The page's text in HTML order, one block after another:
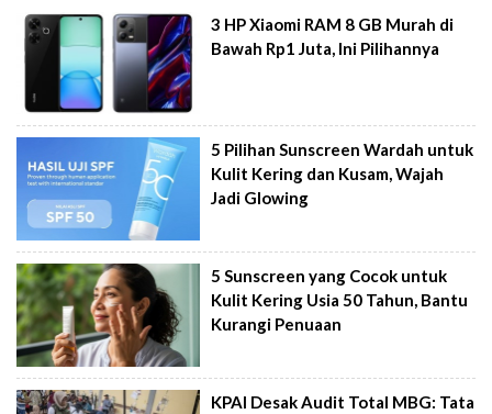
3 HP Xiaomi RAM 8 GB Murah di
Bawah Rp1 Juta, Ini Pilihannya
5 Pilihan Sunscreen Wardah untuk
Kulit Kering dan Kusam, Wajah
Jadi Glowing
5 Sunscreen yang Cocok untuk
Kulit Kering Usia 50 Tahun, Bantu
Kurangi Penuaan
KPAI Desak Audit Total MBG: Tata